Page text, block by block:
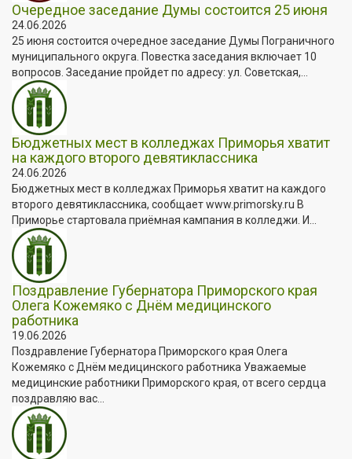
Очередное заседание Думы состоится 25 июня
24.06.2026
25 июня состоится очередное заседание Думы Пограничного
муниципального округа. Повестка заседания включает 10
вопросов. Заседание пройдет по адресу: ул. Советская,...
Бюджетных мест в колледжах Приморья хватит
на каждого второго девятиклассника
24.06.2026
Бюджетных мест в колледжах Приморья хватит на каждого
второго девятиклассника, сообщает www.primorsky.ru В
Приморье стартовала приёмная кампания в колледжи. И...
Поздравление Губернатора Приморского края
Олега Кожемяко с Днём медицинского
работника
19.06.2026
Поздравление Губернатора Приморского края Олега
Кожемяко с Днём медицинского работника Уважаемые
медицинские работники Приморского края, от всего сердца
поздравляю вас...